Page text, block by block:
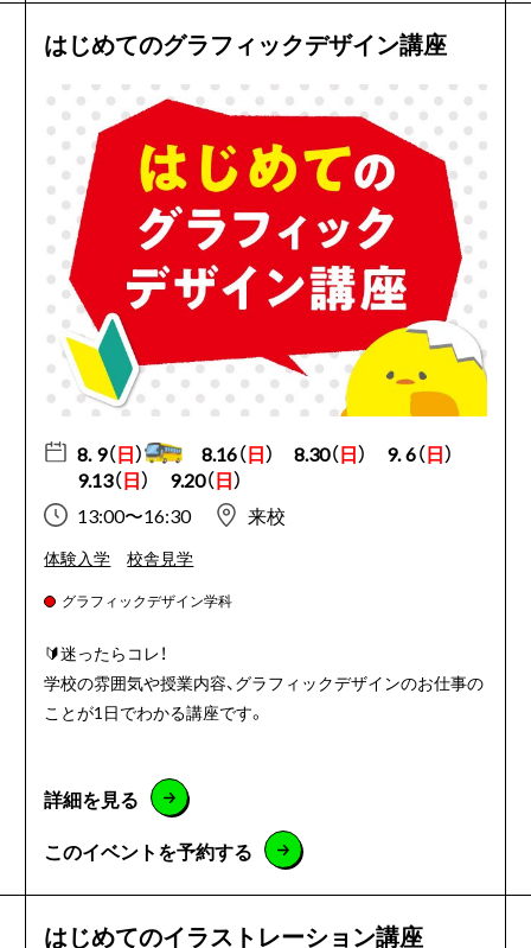
はじめてのグラフィックデザイン講座
8. 9（日） 8.16（日） 8.30（日） 9. 6（日）
9.13（日） 9.20（日）
13:00〜16:30
来校
体験入学 校舎見学
グラフィックデザイン学科
🔰迷ったらコレ！
学校の雰囲気や授業内容、グラフィックデザインのお仕事の
ことが1日でわかる講座です。
詳細を見る
このイベントを予約する
はじめてのイラストレーション講座